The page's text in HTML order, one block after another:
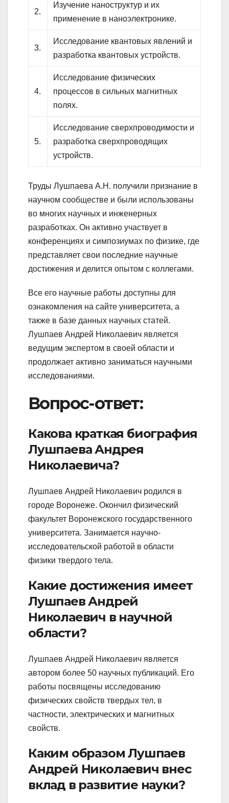
2.
Изучение наноструктур и их
применение в наноэлектронике.
3.
Исследование квантовых явлений и
разработка квантовых устройств.
4.
Исследование физических
процессов в сильных магнитных
полях.
5.
Исследование сверхпроводимости и
разработка сверхпроводящих
устройств.
Труды Лушпаева А.Н. получили признание в
научном сообществе и были использованы
во многих научных и инженерных
разработках. Он активно участвует в
конференциях и симпозиумах по физике, где
представляет свои последние научные
достижения и делится опытом с коллегами.
Все его научные работы доступны для
ознакомления на сайте университета, а
также в базе данных научных статей.
Лушпаев Андрей Николаевич является
ведущим экспертом в своей области и
продолжает активно заниматься научными
исследованиями.
Вопрос-ответ:
Какова краткая биография
Лушпаева Андрея
Николаевича?
Лушпаев Андрей Николаевич родился в
городе Воронеже. Окончил физический
факультет Воронежского государственного
университета. Занимается научно-
исследовательской работой в области
физики твердого тела.
Какие достижения имеет
Лушпаев Андрей
Николаевич в научной
области?
Лушпаев Андрей Николаевич является
автором более 50 научных публикаций. Его
работы посвящены исследованию
физических свойств твердых тел, в
частности, электрических и магнитных
свойств.
Каким образом Лушпаев
Андрей Николаевич внес
вклад в развитие науки?